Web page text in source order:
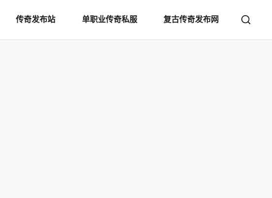
传奇发布站 单职业传奇私服 复古传奇发布网